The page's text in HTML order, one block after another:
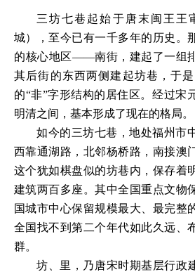
三坊七巷起始于唐末闽王王
城），至今已有一千多年的历史。
的核心地区——南街，建起了一组
其后街的东西两侧建起坊巷，于
的“非”字形结构的居住区。经过宋
明清之间，基本形成了现在的格局。
如今的三坊七巷，地处福州市
西靠通湖路，北邻杨桥路，南接澳
这个犹如棋盘似的坊巷内，保存着
建筑两百多座。其中全国重点文物
国城市中心保留规模最大、最完整
全国找不到第二个年代如此久远、
群。
坊、里，乃唐宋时期基层行政